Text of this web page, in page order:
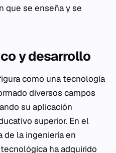
que se enseña y se
y desarrollo
como una tecnología
diversos campos
su aplicación
superior. En el
de la ingeniería en
ha adquirido